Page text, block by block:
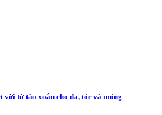
vời từ tảo xoắn cho da, tóc và móng